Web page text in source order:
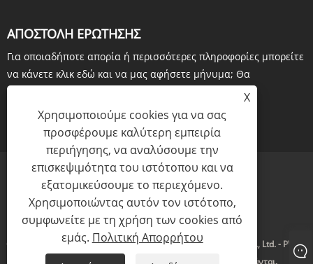
ΑΠΟΣΤΟΛΉ ΕΡΏΤΗΣΗΣ
Για οποιαδήποτε απορία ή περισσότερες πληροφορίες μπορείτε
να κάνετε κλικ εδώ και να μας αφήσετε μήνυμα; Θα
επιβεβαιώναμε σε 24 ώρες. Ευχαριστώ
ΕΡΕΥΝΑ ΤΩΡΑ
Links RSS Πολιτική Απορρήτου
Copyright © 2023 Shandong Aosen New Material Technology Co., Ltd. - PVDC,
X
Χρησιμοποιούμε cookies για να σας
προσφέρουμε καλύτερη εμπειρία
περιήγησης, να αναλύσουμε την
επισκεψιμότητα του ιστότοπου και να
εξατομικεύσουμε το περιεχόμενο.
Χρησιμοποιώντας αυτόν τον ιστότοπο,
συμφωνείτε με τη χρήση των cookies από
εμάς. Πολιτική Απορρήτου